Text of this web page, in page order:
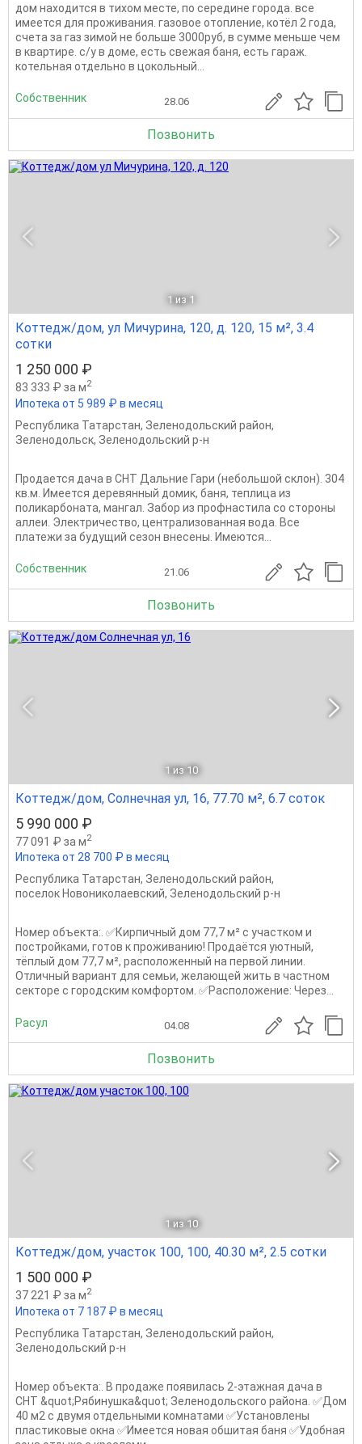
дом находится в тихом месте, по середине города. все
имеется для проживания. газовое отопление, котёл 2 года,
счета за газ зимой не больше 3000руб, в сумме меньше чем
в квартире. с/у в доме, есть свежая баня, есть гараж.
котельная отдельно в цокольный...
Собственник 28.06
Позвонить
1 из 1
Коттедж/дом, ул Мичурина, 120, д. 120, 15 м², 3.4
сотки
1 250 000 ₽
83 333 ₽ за м2
Ипотека от 5 989 ₽ в месяц
Республика Татарстан, Зеленодольский район,
Зеленодольск, Зеленодольский р-н
Продается дача в СНТ Дальние Гари (небольшой склон). 304
кв.м. Имеется деревянный домик, баня, теплица из
поликарбоната, мангал. Забор из профнастила со стороны
аллеи. Электричество, централизованная вода. Все
платежи за будущий сезон внесены. Имеются...
Собственник 21.06
Позвонить
1 из 10
Коттедж/дом, Солнечная ул, 16, 77.70 м², 6.7 соток
5 990 000 ₽
77 091 ₽ за м2
Ипотека от 28 700 ₽ в месяц
Республика Татарстан, Зеленодольский район,
поселок Новониколаевский, Зеленодольский р-н
Номер объекта:. ✅Кирпичный дом 77,7 м² с участком и
постройками, готов к проживанию! Продаётся уютный,
тёплый дом 77,7 м², расположенный на первой линии.
Отличный вариант для семьи, желающей жить в частном
секторе с городским комфортом. ✅Расположение: Через...
Расул 04.08
Позвонить
1 из 10
Коттедж/дом, участок 100, 100, 40.30 м², 2.5 сотки
1 500 000 ₽
37 221 ₽ за м2
Ипотека от 7 187 ₽ в месяц
Республика Татарстан, Зеленодольский район,
Зеленодольский р-н
Номер объекта:. В продаже появилась 2-этажная дача в
СHТ &quot;Pябинушка&quot; Зеленодольского района. ✅Дом
40 м2 с двумя отдельными комнатами ✅Установлены
пластиковые окна ✅Имеется новая обшитая баня ✅Удобная